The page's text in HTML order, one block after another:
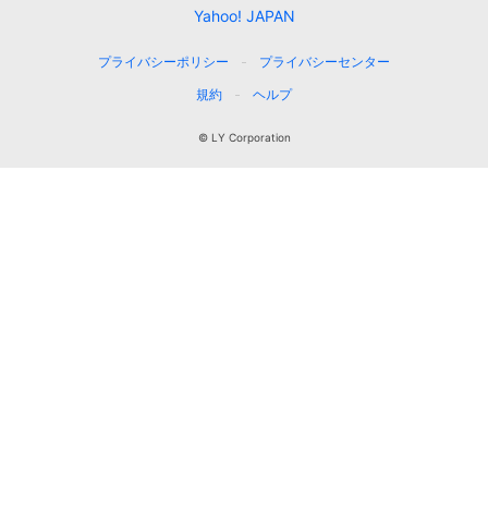
Yahoo! JAPAN
プライバシーポリシー
プライバシーセンター
規約
ヘルプ
© LY Corporation